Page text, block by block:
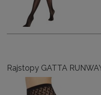
Rajstopy GATTA